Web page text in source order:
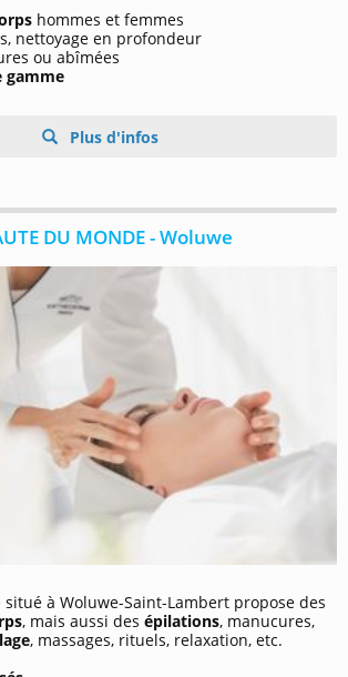
hommes et femmes
nettoyage en profondeur
ou abîmées
gamme
Plus d'infos
DU MONDE - Woluwe
situé à Woluwe-Saint-Lambert propose des
, mais aussi des épilations, manucures,
, massages, rituels, relaxation, etc.